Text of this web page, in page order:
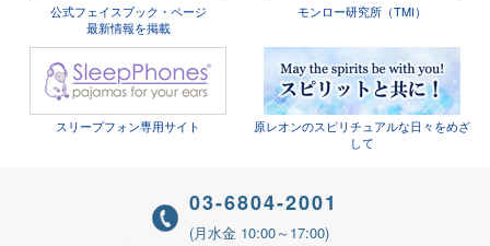
公式フェイスブック・ページ
最新情報を掲載
モンロー研究所（TMI）
スリープフォン専用サイト
原レオンのスピリチュアルな日々をめざ
して
03-6804-2001
(月水金 10:00～17:00)